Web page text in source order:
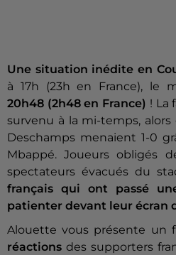
Une situation inédite en
à 17h (23h en France), le
20h48 (2h48 en France) ! La
survenu à la mi-temps,
Deschamps menaient 1-0
Mbappé. Joueurs obligés
spectateurs évacués du
français qui ont passé
patienter devant leur écran
Alouette vous présente un
réactions des supporters